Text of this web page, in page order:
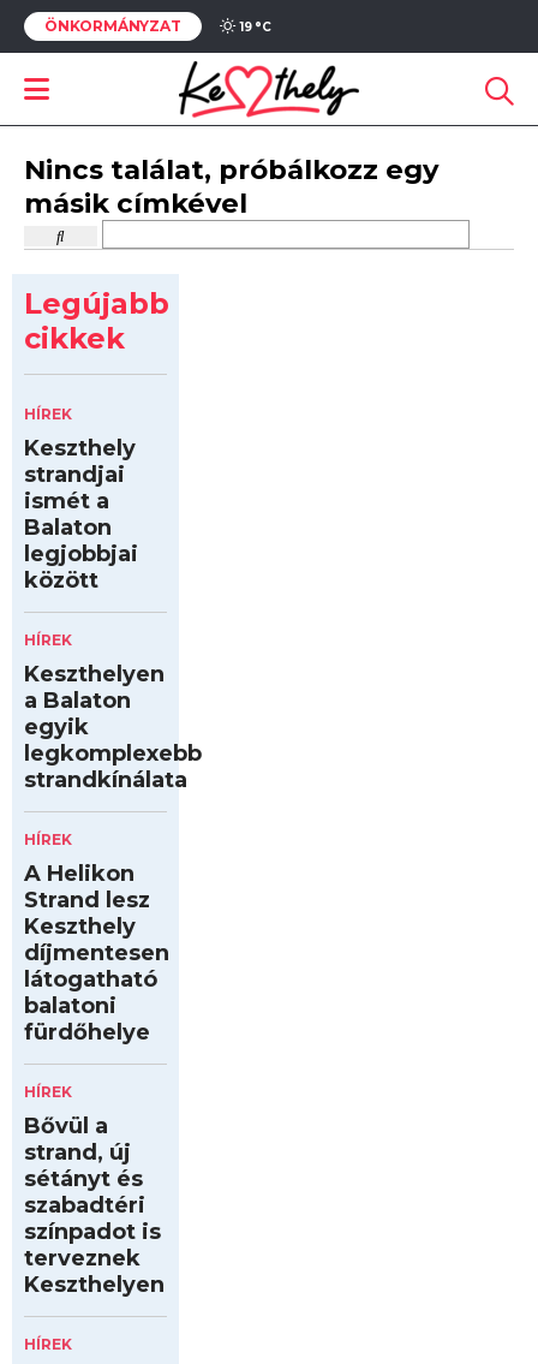
ÖNKORMÁNYZAT 19 °C
Nincs találat, próbálkozz egy
másik címkével
Legújabb
cikkek
HÍREK
Keszthely
strandjai
ismét a
Balaton
legjobbjai
között
HÍREK
Keszthelyen
a Balaton
egyik
legkomplexebb
strandkínálata
HÍREK
A Helikon
Strand lesz
Keszthely
díjmentesen
látogatható
balatoni
fürdőhelye
HÍREK
Bővül a
strand, új
sétányt és
szabadtéri
színpadot is
terveznek
Keszthelyen
HÍREK